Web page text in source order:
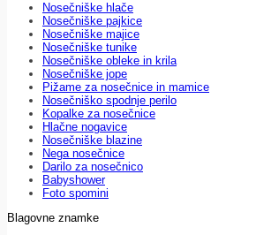
Nosečniške hlače
Nosečniške pajkice
Nosečniške majice
Nosečniške tunike
Nosečniške obleke in krila
Nosečniške jope
Pižame za nosečnice in mamice
Nosečniško spodnje perilo
Kopalke za nosečnice
Hlačne nogavice
Nosečniške blazine
Nega nosečnice
Darilo za nosečnico
Babyshower
Foto spomini
Blagovne znamke